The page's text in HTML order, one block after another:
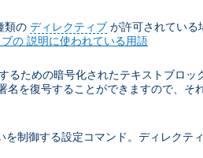
類の ディレクティブ が許可されている
の 説明に使われている用語
るための暗号化されたテキストブロッ
名を復号することができますので、そ
を制御する設定コマンド。ディレクテ